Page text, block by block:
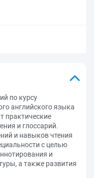
по курсу
английского языка
практические
и глоссарий.
и навыков чтения
с целью
и
а также развития